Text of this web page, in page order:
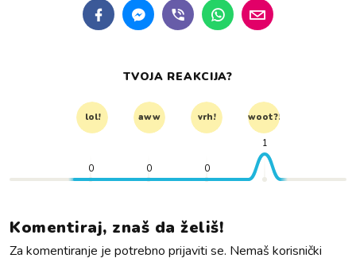
TVOJA REAKCIJA?
lol! aww vrh! woot?!
0 0 0
1
Komentiraj, znaš da želiš!
Za komentiranje je potrebno prijaviti se. Nemaš korisnički